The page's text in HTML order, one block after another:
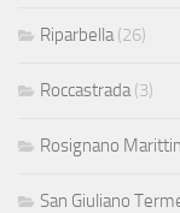
Riparbella (26)
Roccastrada (3)
Rosignano
San Giuliano